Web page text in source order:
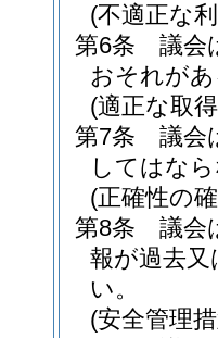
(不適正な
第6条
議会
おそれが
(適正な取
第7条
議会
してはな
(正確性の
第8条
議会
報が過去
い。
(安全管理